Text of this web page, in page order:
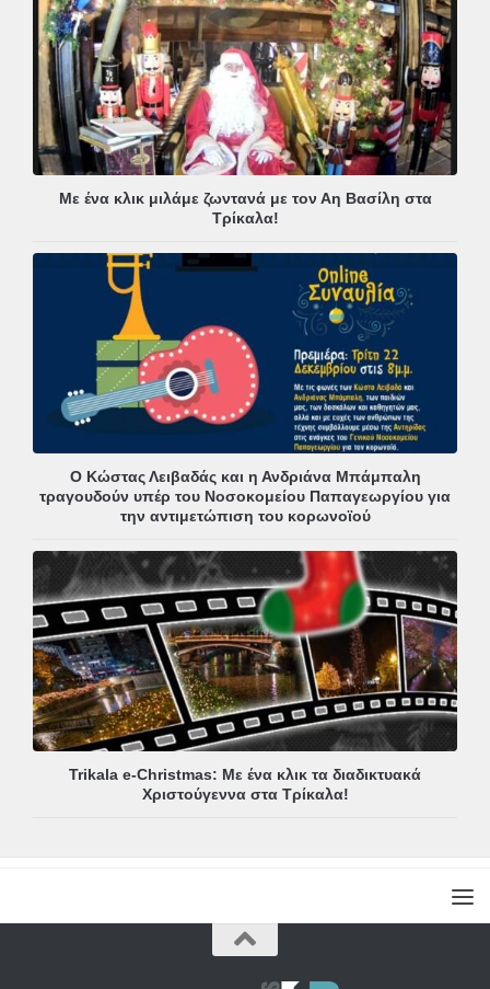
Με ένα κλικ μιλάμε ζωντανά με τον Αη Βασίλη στα
Τρίκαλα!
Ο Κώστας Λειβαδάς και η Ανδριάνα Μπάμπαλη
τραγουδούν υπέρ του Νοσοκομείου Παπαγεωργίου για
την αντιμετώπιση του κορωνοϊού
Trikala e-Christmas: Με ένα κλικ τα διαδικτυακά
Χριστούγεννα στα Τρίκαλα!